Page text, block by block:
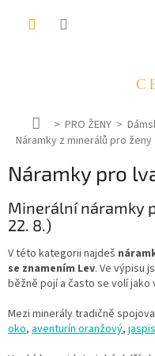
D
o
ů
PRO ŽENY
Náramky z minerálů pro ženy
Náramky pro
Minerální náramky
22. 8.)
V této kategorii najdeš
se znamením Lev. Ve výpisu
běžně pojí a často se volí
Mezi minerály tradičně
oko, aventurín oranžový, jaspis